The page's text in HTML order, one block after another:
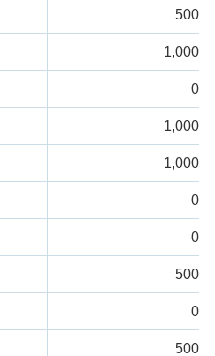
500票
1,000票
0票
1,000票
1,000票
0票
0票
500票
0票
500票